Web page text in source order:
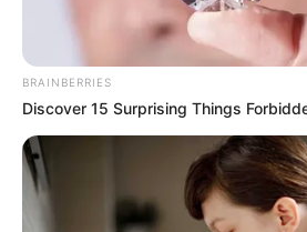
BRAINBERRIES
Discover 15 Surprising Things